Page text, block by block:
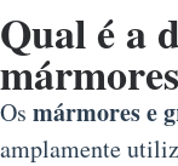
Qual é a
Os mármores e
amplamente